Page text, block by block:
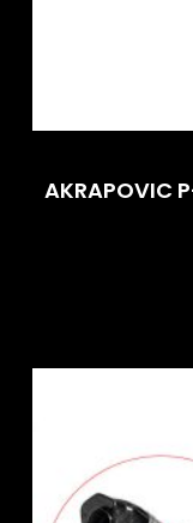
AKRAPOVIC